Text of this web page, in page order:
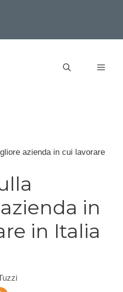
azienda in cui lavorare
in
in Italia